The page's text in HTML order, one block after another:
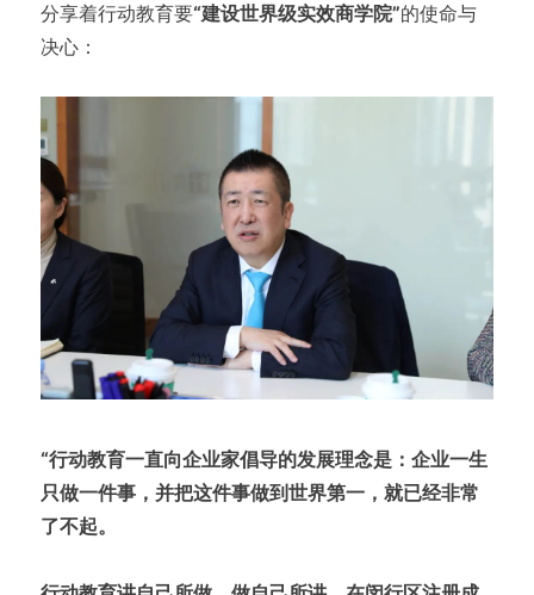
分享着行动教育要“建设世界级实效商学院”的使命与
决心：
“行动教育一直向企业家倡导的发展理念是：企业一生
只做一件事，并把这件事做到世界第一，就已经非常
了不起。